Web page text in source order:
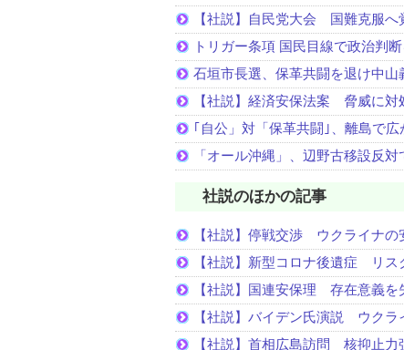
【社説】自民党大会 国難克服へ
トリガー条項 国民目線で政治判
石垣市長選、保革共闘を退け中山
【社説】経済安保法案 脅威に対
｢自公」対「保革共闘｣、離島で
「オール沖縄」、辺野古移設反
社説のほかの記事
【社説】停戦交渉 ウクライナの
【社説】新型コロナ後遺症 リス
【社説】国連安保理 存在意義を
【社説】バイデン氏演説 ウクラ
【社説】首相広島訪問 核抑止力